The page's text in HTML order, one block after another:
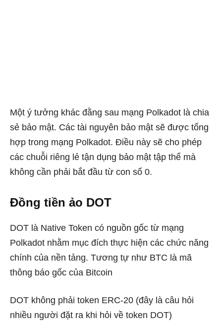
Một ý tưởng khác đằng sau mạng Polkadot là chia
sẻ bảo mật. Các tài nguyên bảo mật sẽ được tổng
hợp trong mạng Polkadot. Điều này sẽ cho phép
các chuỗi riêng lẻ tận dụng bảo mật tập thể mà
không cần phải bắt đầu từ con số 0.
Đồng tiền ảo DOT
DOT là Native Token có nguồn gốc từ mạng
Polkadot nhằm mục đích thực hiện các chức năng
chính của nền tảng. Tương tự như BTC là mã
thông báo gốc của Bitcoin
DOT không phải token ERC-20 (đây là câu hỏi
nhiều người đặt ra khi hỏi về token DOT)